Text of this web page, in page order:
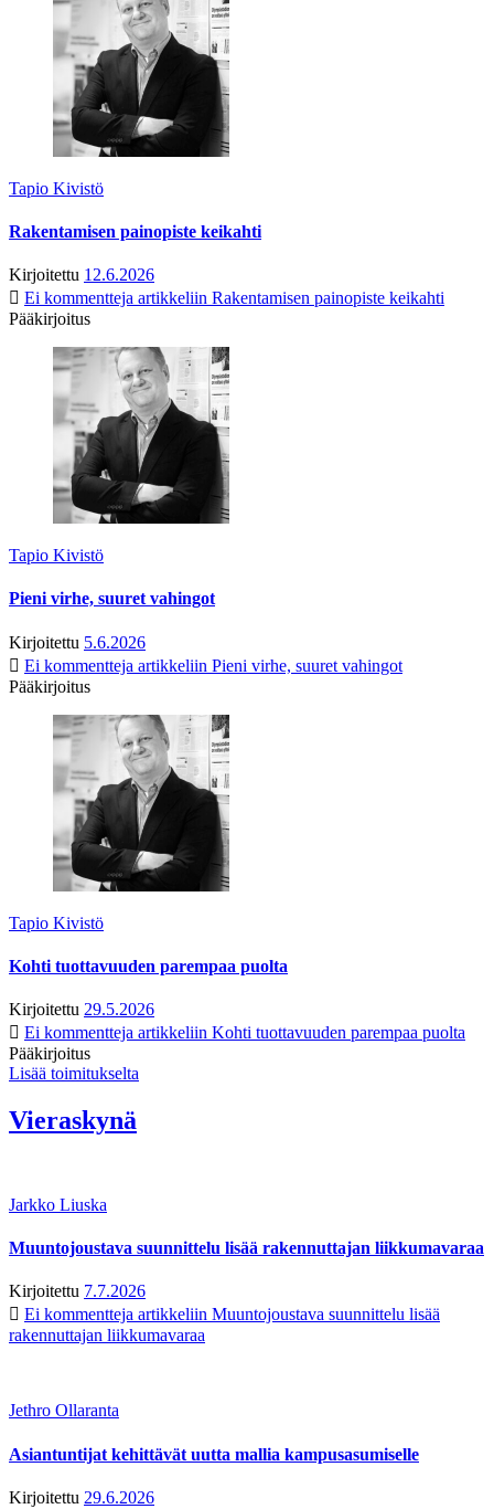
Tapio Kivistö
Rakentamisen painopiste keikahti
Kirjoitettu 12.6.2026
Ei kommentteja artikkeliin Rakentamisen painopiste keikahti
Pääkirjoitus
Tapio Kivistö
Pieni virhe, suuret vahingot
Kirjoitettu 5.6.2026
Ei kommentteja artikkeliin Pieni virhe, suuret vahingot
Pääkirjoitus
Tapio Kivistö
Kohti tuottavuuden parempaa puolta
Kirjoitettu 29.5.2026
Ei kommentteja artikkeliin Kohti tuottavuuden parempaa puolta
Pääkirjoitus
Lisää toimitukselta
Vieraskynä
Jarkko Liuska
Muuntojoustava suunnittelu lisää rakennuttajan liikkumavaraa
Kirjoitettu 7.7.2026
Ei kommentteja artikkeliin Muuntojoustava suunnittelu lisää
rakennuttajan liikkumavaraa
Jethro Ollaranta
Asiantuntijat kehittävät uutta mallia kampusasumiselle
Kirjoitettu 29.6.2026